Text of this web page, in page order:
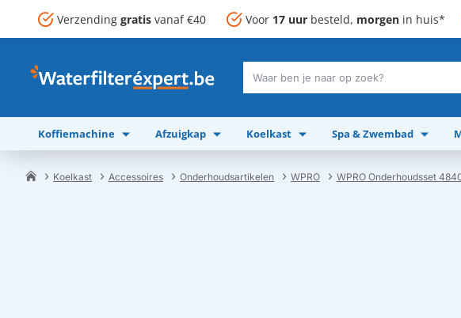
Verzending gratis vanaf €40 Voor 17 uur besteld, morgen in huis*
Waar
je
naar
op
Koffiemachine Afzuigkap Koelkast Spa & Zwembad
Koelkast Accessoires Onderhoudsartikelen WPRO WPRO Onderhoudsset